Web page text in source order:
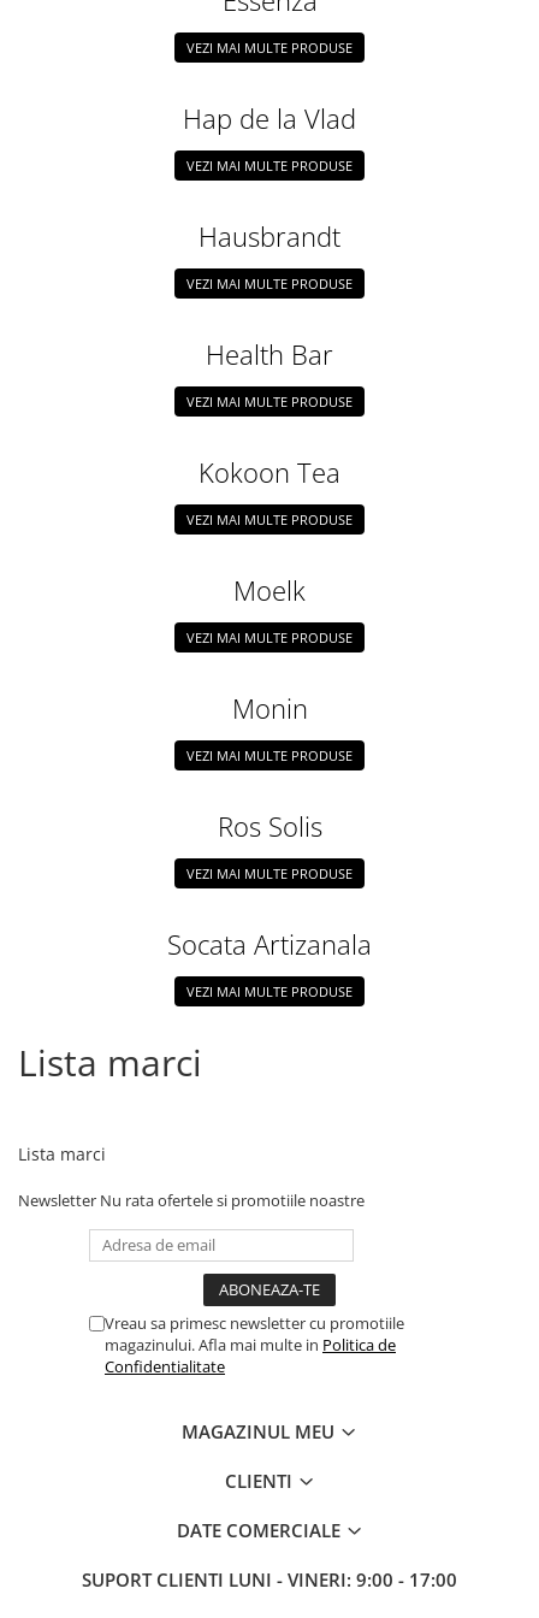
VEZI MAI MULTE PRODUSE
Hap de la Vlad
VEZI MAI MULTE PRODUSE
Hausbrandt
VEZI MAI MULTE PRODUSE
Health Bar
VEZI MAI MULTE PRODUSE
Kokoon Tea
VEZI MAI MULTE PRODUSE
Moelk
VEZI MAI MULTE PRODUSE
Monin
VEZI MAI MULTE PRODUSE
Ros Solis
VEZI MAI MULTE PRODUSE
Socata Artizanala
VEZI MAI MULTE PRODUSE
Lista marci
Lista marci
Newsletter Nu rata ofertele si promotiile noastre
Vreau sa primesc newsletter cu promotiile
magazinului. Afla mai multe in Politica de
Confidentialitate
MAGAZINUL MEU
CLIENTI
DATE COMERCIALE
SUPORT CLIENTI LUNI - VINERI: 9:00 - 17:00